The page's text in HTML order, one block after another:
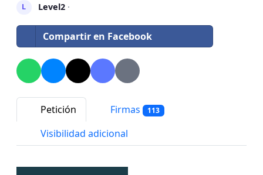
L Level2·
Compartir en Facebook
Petición Firmas 113
Visibilidad adicional